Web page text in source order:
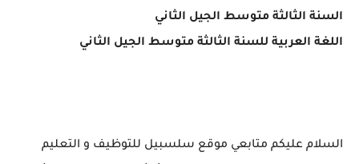
السنة الثالثة متوسط الجيل الثاني
اللغة العربية للسنة الثالثة متوسط الجيل الثاني
السلام عليكم متابعي موقع سلسبيل للتوظيف و التعليم